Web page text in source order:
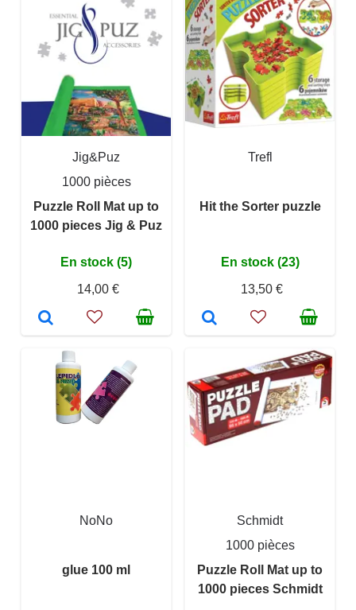
Jig&Puz
1000 pièces
Puzzle Roll Mat up to
1000 pieces Jig & Puz
En stock (5)
14,00 €
Trefl
Hit the Sorter puzzle
En stock (23)
13,50 €
NoNo
glue 100 ml
Schmidt
1000 pièces
Puzzle Roll Mat up to
1000 pieces Schmidt